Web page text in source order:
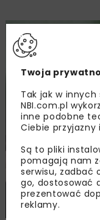
Twoja
Tak jak w
NBI.com.pl
inne podobne
Ciebie przyjazny
Są to pliki
pomagają nam
serwisu, zadbać
go, dostosować
prezentować
reklamy.